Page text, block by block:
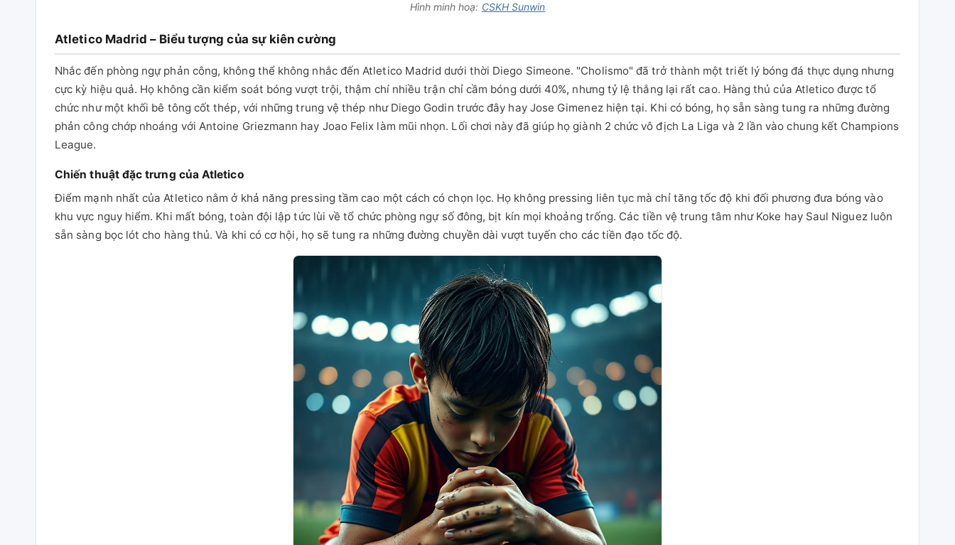
Hình minh hoạ: CSKH Sunwin
Atletico Madrid – Biểu tượng của sự kiên cường
Nhắc đến phòng ngự phản công, không thể không nhắc đến Atletico Madrid dưới thời Diego Simeone. "Cholismo" đã trở thành một triết lý bóng đá thực dụng nhưng
cực kỳ hiệu quả. Họ không cần kiểm soát bóng vượt trội, thậm chí nhiều trận chỉ cầm bóng dưới 40%, nhưng tỷ lệ thắng lại rất cao. Hàng thủ của Atletico được tổ
chức như một khối bê tông cốt thép, với những trung vệ thép như Diego Godin trước đây hay Jose Gimenez hiện tại. Khi có bóng, họ sẵn sàng tung ra những đường
phản công chớp nhoáng với Antoine Griezmann hay Joao Felix làm mũi nhọn. Lối chơi này đã giúp họ giành 2 chức vô địch La Liga và 2 lần vào chung kết Champions
League.
Chiến thuật đặc trưng của Atletico
Điểm mạnh nhất của Atletico nằm ở khả năng pressing tầm cao một cách có chọn lọc. Họ không pressing liên tục mà chỉ tăng tốc độ khi đối phương đưa bóng vào
khu vực nguy hiểm. Khi mất bóng, toàn đội lập tức lùi về tổ chức phòng ngự số đông, bịt kín mọi khoảng trống. Các tiền vệ trung tâm như Koke hay Saul Niguez luôn
sẵn sàng bọc lót cho hàng thủ. Và khi có cơ hội, họ sẽ tung ra những đường chuyền dài vượt tuyến cho các tiền đạo tốc độ.